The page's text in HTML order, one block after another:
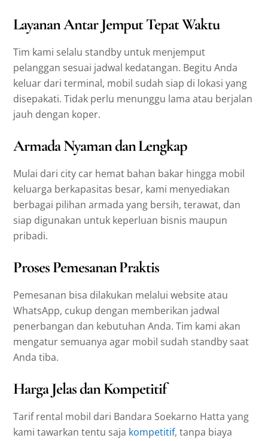
Layanan Antar Jemput Tepat Waktu
Tim kami selalu standby untuk menjemput
pelanggan sesuai jadwal kedatangan. Begitu Anda
keluar dari terminal, mobil sudah siap di lokasi yang
disepakati. Tidak perlu menunggu lama atau berjalan
jauh dengan koper.
Armada Nyaman dan Lengkap
Mulai dari city car hemat bahan bakar hingga mobil
keluarga berkapasitas besar, kami menyediakan
berbagai pilihan armada yang bersih, terawat, dan
siap digunakan untuk keperluan bisnis maupun
pribadi.
Proses Pemesanan Praktis
Pemesanan bisa dilakukan melalui website atau
WhatsApp, cukup dengan memberikan jadwal
penerbangan dan kebutuhan Anda. Tim kami akan
mengatur semuanya agar mobil sudah standby saat
Anda tiba.
Harga Jelas dan Kompetitif
Tarif rental mobil dari Bandara Soekarno Hatta yang
kami tawarkan tentu saja kompetitif, tanpa biaya